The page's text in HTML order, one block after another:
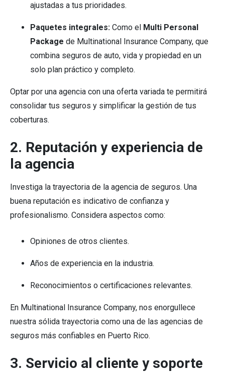
ajustadas a tus prioridades.
Paquetes integrales: Como el Multi Personal
Package de Multinational Insurance Company, que
combina seguros de auto, vida y propiedad en un
solo plan práctico y completo.
Optar por una agencia con una oferta variada te permitirá
consolidar tus seguros y simplificar la gestión de tus
coberturas.
2. Reputación y experiencia de
la agencia
Investiga la trayectoria de la agencia de seguros. Una
buena reputación es indicativo de confianza y
profesionalismo. Considera aspectos como:
Opiniones de otros clientes.
Años de experiencia en la industria.
Reconocimientos o certificaciones relevantes.
En Multinational Insurance Company, nos enorgullece
nuestra sólida trayectoria como una de las agencias de
seguros más confiables en Puerto Rico.
3. Servicio al cliente y soporte